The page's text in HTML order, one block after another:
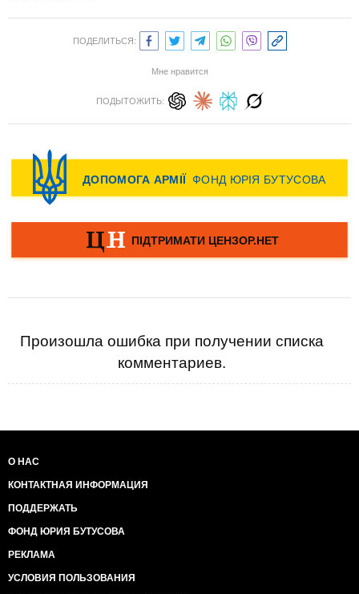
ПОДЕЛИТЬСЯ:
Мне нравится
ПОДЫТОЖИТЬ:
Произошла ошибка при получении списка
комментариев.
О НАС
КОНТАКТНАЯ ИНФОРМАЦИЯ
ПОДДЕРЖАТЬ
ФОНД ЮРИЯ БУТУСОВА
РЕКЛАМА
УСЛОВИЯ ПОЛЬЗОВАНИЯ